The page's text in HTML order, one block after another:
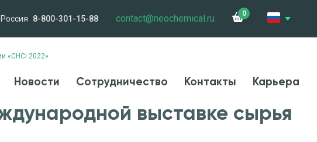
Россия 8-800-301-15-88 contact@neochemical.ru 0
«CHCI 2022»
Новости Сотрудничество Контакты Карьера
выставке сырья